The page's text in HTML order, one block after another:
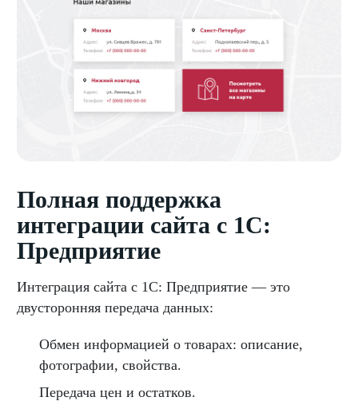
Полная поддержка
интеграции сайта с 1С:
Предприятие
Интеграция сайта с 1С: Предприятие — это
двусторонняя передача данных:
Обмен информацией о товарах: описание,
фотографии, свойства.
Передача цен и остатков.